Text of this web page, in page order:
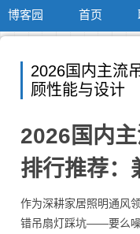
博客园 首页
2026国内主流
顾性能与设计
2026国内
排行推荐：
作为深耕家居照明通风
错吊扇灯踩坑——要么